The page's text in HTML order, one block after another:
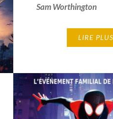
Sam Worthington
LIRE PLUS